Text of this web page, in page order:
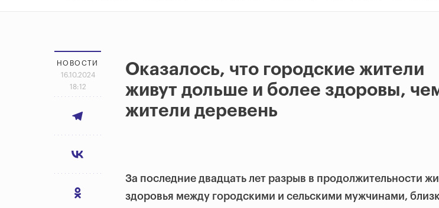
НОВОСТИ
16.10.2024
18:12
Оказалось, что городские жители
живут дольше и более здоровы,
жители деревень
За последние двадцать лет разрыв в продолжительности
здоровья между городскими и сельскими мужчинами,